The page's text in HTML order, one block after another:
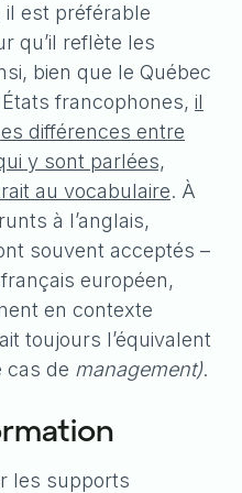
il est préférable
qu’il reflète les
bien que le Québec
francophones, il
différences entre
y sont parlées,
au vocabulaire. À
à l’anglais,
souvent acceptés –
européen,
en contexte
toujours l’équivalent
cas de management).
les supports